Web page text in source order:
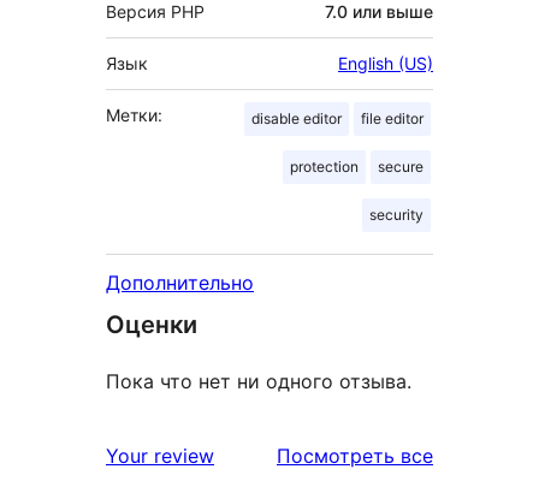
Версия PHP 7.0 или выше
Язык English (US)
Метки: disable editor file editor
protection secure
security
Дополнительно
Оценки
Пока что нет ни одного отзыва.
Your review Посмотреть всеотзывы